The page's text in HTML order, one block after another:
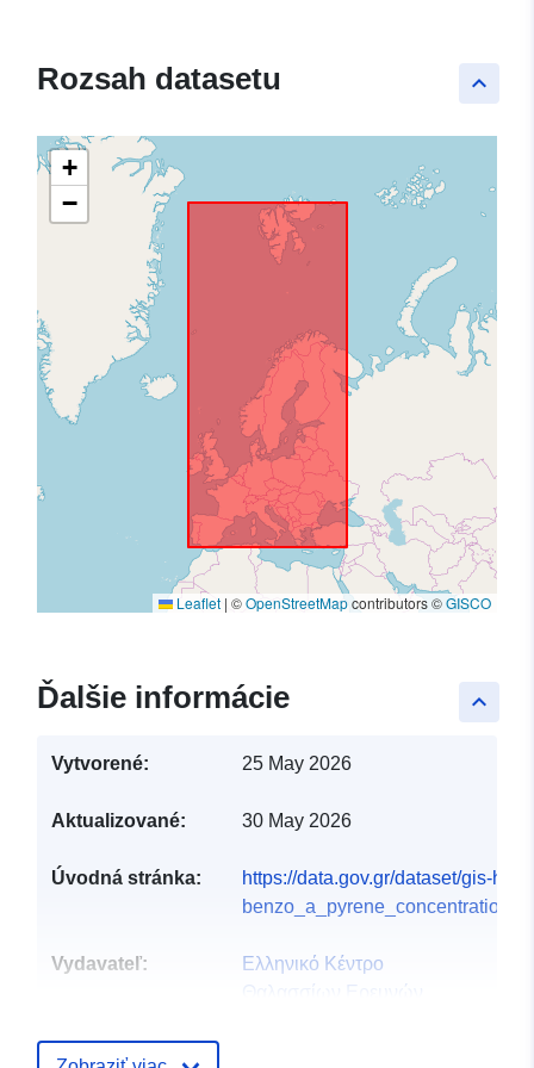
keyboard_arrow_up
Rozsah datasetu
+
−
Leaflet | ©OpenStreetMapcontributors ©GISCO
keyboard_arrow_up
Ďalšie informácie
Vytvorené: 25 May 2026
Aktualizované: 30 May 2026
Úvodná stránka:
https://data.gov.gr/dataset/gis-
Vydavateľ:
Ελληνικό Κέντρο
Θαλασσίων Ερευνών